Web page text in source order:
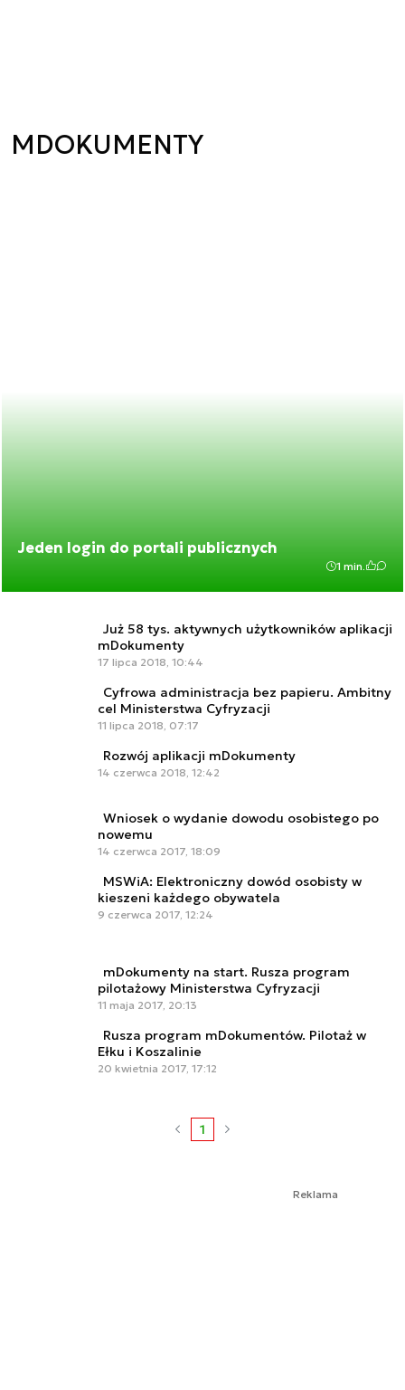
MDOKUMENTY
Jeden login do portali publicznych
1 min.
Już 58 tys. aktywnych użytkowników aplikacji
mDokumenty
17 lipca 2018, 10:44
Cyfrowa administracja bez papieru. Ambitny
cel Ministerstwa Cyfryzacji
11 lipca 2018, 07:17
Rozwój aplikacji mDokumenty
14 czerwca 2018, 12:42
Wniosek o wydanie dowodu osobistego po
nowemu
14 czerwca 2017, 18:09
MSWiA: Elektroniczny dowód osobisty w
kieszeni każdego obywatela
9 czerwca 2017, 12:24
mDokumenty na start. Rusza program
pilotażowy Ministerstwa Cyfryzacji
11 maja 2017, 20:13
Rusza program mDokumentów. Pilotaż w
Ełku i Koszalinie
20 kwietnia 2017, 17:12
1
Reklama